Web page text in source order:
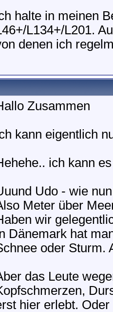
halte in meinen
L134+/L201.
denen ich
Zusammen
kann eigentlich
ich kann
Udo - wie
Meter über
wir
Dänemark hat
oder Sturm.
das Leute
hier erlebt.